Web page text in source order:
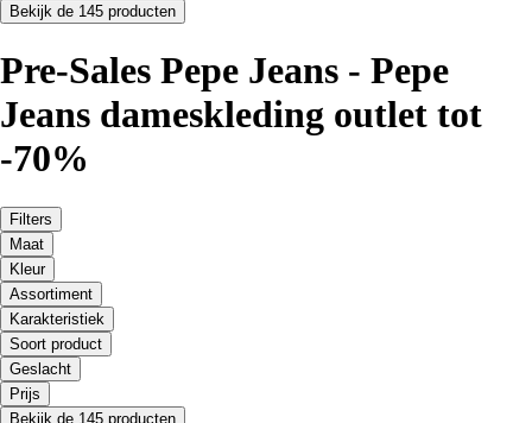
Bekijk de 145 producten
Pre-Sales Pepe Jeans - Pepe
Jeans dameskleding outlet tot
-70%
Filters
Maat
Kleur
Assortiment
Karakteristiek
Soort product
Geslacht
Prijs
Bekijk de 145 producten